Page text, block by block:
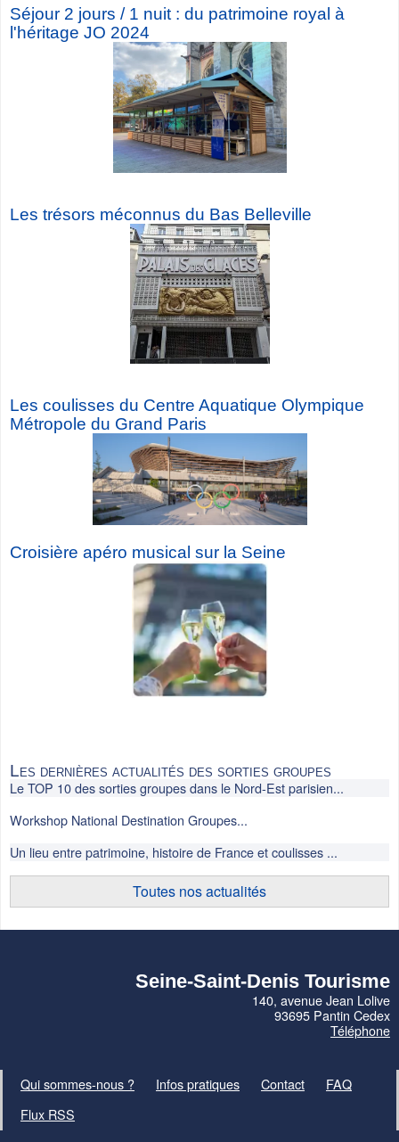
Séjour 2 jours / 1 nuit : du patrimoine royal à
l'héritage JO 2024
Les trésors méconnus du Bas Belleville
Les coulisses du Centre Aquatique Olympique
Métropole du Grand Paris
Croisière apéro musical sur la Seine
Les dernières actualités des sorties groupes
Le TOP 10 des sorties groupes dans le Nord-Est parisien...
Workshop National Destination Groupes...
Un lieu entre patrimoine, histoire de France et coulisses ...
Toutes nos actualités
Seine-Saint-Denis Tourisme
140, avenue Jean Lolive
93695 Pantin Cedex
Téléphone
Qui sommes-nous ? Infos pratiques Contact
FAQ
Flux RSS